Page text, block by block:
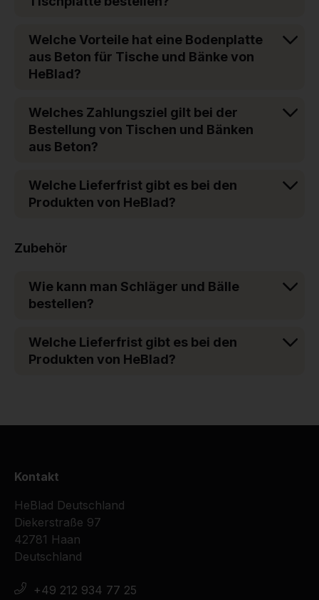
Welche Vorteile hat eine Bodenplatte
aus Beton für Tische und Bänke von
HeBlad?
Welches Zahlungsziel gilt bei der
Bestellung von Tischen und Bänken
aus Beton?
Welche Lieferfrist gibt es bei den
Produkten von HeBlad?
Zubehör
Wie kann man Schläger und Bälle
bestellen?
Welche Lieferfrist gibt es bei den
Produkten von HeBlad?
Kontakt
HeBlad Deutschland
Diekerstraße 97
42781 Haan
Deutschland
+49 212 934 77 25